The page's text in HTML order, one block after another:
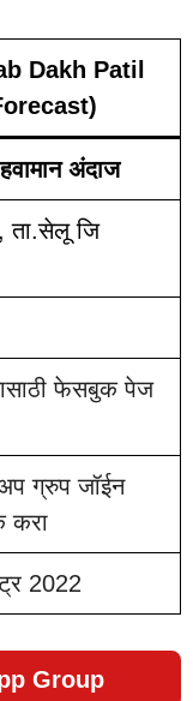
Dakh Patil
अंदाज
ता.सेलू जि
फेसबुक पेज
ग्रुप जॉईन
करा
2022
Group